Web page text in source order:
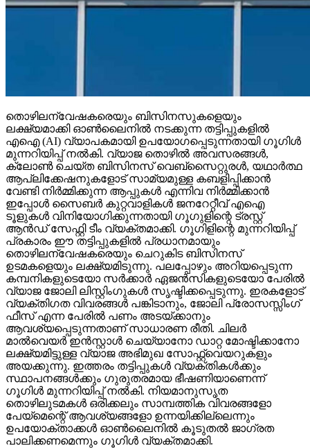
തൊഴിലന്വേഷകരെയും ബിസിനസുകളെയും
ലക്ഷ്യമാക്കി ഓണ്‍ലൈനില്‍ നടക്കുന്ന തട്ടിപ്പുകളില്‍
എഐ (AI) വ്യാപകമായി ഉപയോഗപ്പെടുന്നതായി ഗൂഗിള്‍
മുന്നറിയിപ്പ് നല്‍കി. വ്യാജ തൊഴില്‍ അവസരങ്ങള്‍,
ക്ലോണ്‍ ചെയ്ത ബിസിനസ് വെബ്‌സൈറ്റുരള്‍, യഥാര്‍ത്ഥ
ആപ്ലിക്കേഷനുകളോട് സാമ്യമുള്ള കബളിപ്പിക്കാന്‍
വേണ്ടി നിര്‍മ്മിക്കുന്ന ആപ്പുകള്‍ എന്നിവ നിര്‍മ്മിക്കാന്‍
ഇപ്പോള്‍ സൈബര്‍ കുറ്റവാളികള്‍ ജനറേറ്റീവ് എഐ
ടൂളുകള്‍ വിനിയോഗിക്കുന്നതായി ഗൂഗുളിന്റെ ട്രസ്റ്റ്
ആന്‍ഡ് സേഫ്റ്റി ടീം വ്യക്തമാക്കി. ഗൂഗിളിന്റെ മുന്നറിയിപ്പ്
പ്രകാരം ഈ തട്ടിപ്പുകളില്‍ പ്രധാനമായും
തൊഴിലന്വേഷകരെയും ചെറുകിട ബിസിനസ്
ഉടമകളെയും ലക്ഷ്യമിടുന്നു. പലപ്പോഴും അറിയപ്പെടുന്ന
കമ്പനികളുടെയോ സര്‍ക്കാര്‍ ഏജന്‍സികളുടെയോ പേരില്‍
വ്യാജ ജോലി ലിസ്റ്റിംഗുകള്‍ സൃഷ്ടിക്കപ്പെടുന്നു. ഇരകളോട്
വ്യക്തിഗത വിവരങ്ങള്‍ പങ്കിടാനും, ജോലി പ്രോസസ്സിംഗ്
ഫീസ് എന്ന പേരില്‍ പണം അടയ്ക്കാനും
ആവശ്യപ്പെടുന്നതാണ് സാധാരണ രീതി. ചിലര്‍
മാല്‍വെയര്‍ ഇന്‍സ്റ്റാള്‍ ചെയ്യാനോ ഡാറ്റ മോഷ്ടിക്കാനോ
ലക്ഷ്യമിട്ടുള്ള വ്യാജ അഭിമുഖ സോഫ്റ്റ്‌വെയറുകളും
അയക്കുന്നു. ഇത്തരം തട്ടിപ്പുകള്‍ വ്യക്തികള്‍ക്കും
സ്ഥാപനങ്ങള്‍ക്കും ഗുരുതരമായ ഭീഷണിയാണെന്ന്
ഗൂഗിള്‍ മുന്നറിയിപ്പ് നല്‍കി. നിയമാനുസൃത
തൊഴിലുടമകള്‍ ഒരിക്കലും സാമ്പത്തിക വിവരങ്ങളോ
പേയ്‌മെന്റെ് ആവശ്യങ്ങളോ ഉന്നയിക്കില്ലെന്നും
ഉപയോക്താക്കള്‍ ഓണ്‍ലൈനില്‍ കൂടുതല്‍ ജാഗ്രത
പാലിക്കണമെന്നും ഗൂഗിള്‍ വ്യക്തമാക്കി.